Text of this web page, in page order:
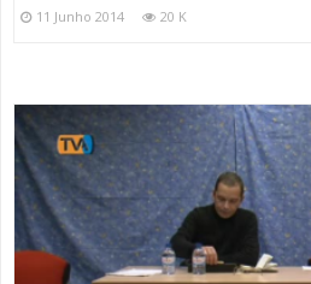
11 Junho 2014 20 K